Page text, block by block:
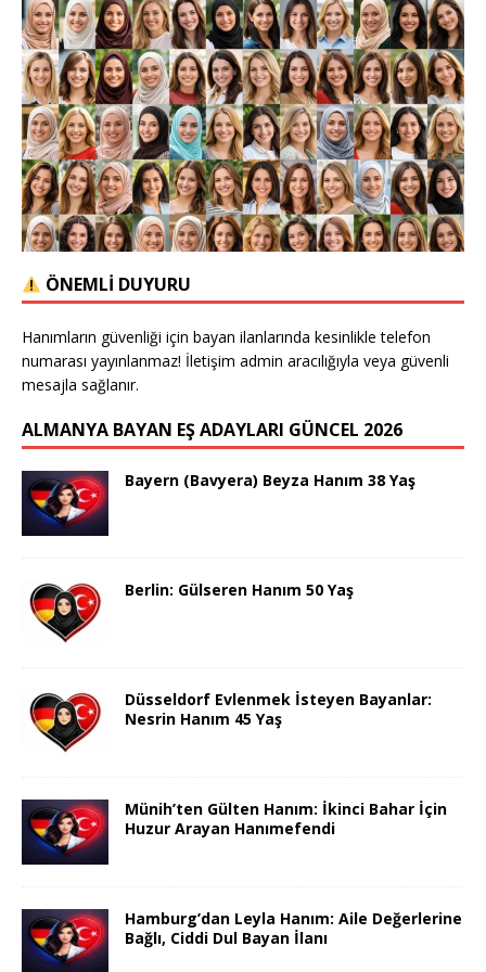
ÖNEMLİ DUYURU
Hanımların güvenliği için bayan ilanlarında kesinlikle telefon
numarası yayınlanmaz! İletişim admin aracılığıyla veya güvenli
mesajla sağlanır.
ALMANYA BAYAN EŞ ADAYLARI GÜNCEL 2026
Bayern (Bavyera) Beyza Hanım 38 Yaş
Berlin: Gülseren Hanım 50 Yaş
Düsseldorf Evlenmek İsteyen Bayanlar:
Nesrin Hanım 45 Yaş
Münih’ten Gülten Hanım: İkinci Bahar İçin
Huzur Arayan Hanımefendi
Hamburg’dan Leyla Hanım: Aile Değerlerine
Bağlı, Ciddi Dul Bayan İlanı